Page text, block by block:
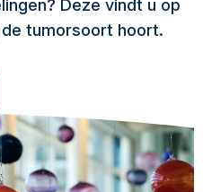
Deze vindt u op
tumorsoort hoort.